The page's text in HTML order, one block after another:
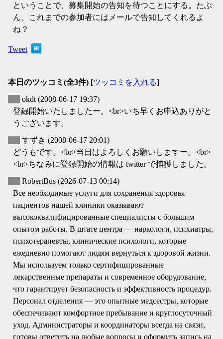
ということで、募集開始の告知を待つことにする。たぶ
ん、これまでの参加者にはメールで告知してくれるよ
ね？
Tweet
本日のツッコミ(全3件) [ツッコミを入れる]
okdt (2008-06-17 19:37)
登録開始いたしましたー。<br>いち早くお申込ありがと
うございます。
すずき (2008-06-17 20:01)
どうもです。<br>当日はよろしくお願いしますー。<br>
<br>ちなみに登録開始の情報は twitter で捕獲しました。
RobertBus (2026-07-13 00:14)
Все необходимые услуги для сохранения здоровья
пациентов нашей клиники оказывают
высококвалифицированные специалисты с большим
опытом работы. В штате центра — наркологи, психиатры,
психотерапевты, клинические психологи, которые
ежедневно помогают людям вернуться к здоровой жизни.
Мы используем только сертифицированные
лекарственные препараты и современное оборудование,
что гарантирует безопасность и эффективность процедур.
Персонал отделения — это опытные медсестры, которые
обеспечивают комфортное пребывание и круглосуточный
уход. Администраторы и координаторы всегда на связи,
готовы ответить на любые вопросы и оформить запись на